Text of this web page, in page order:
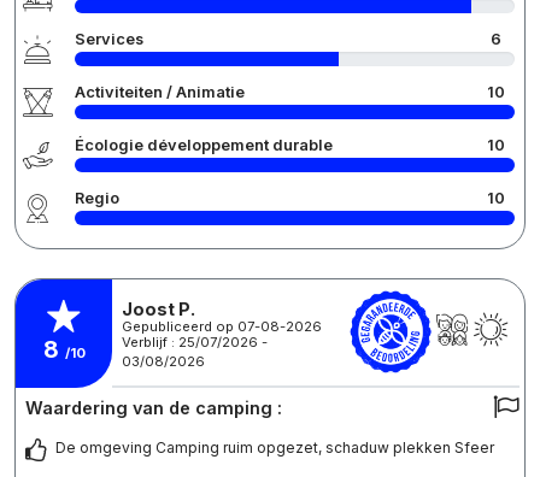
Services 6
Activiteiten / Animatie 10
Écologie développement durable 10
Regio 10
8 /10
Joost P.
Gepubliceerd op 07-08-2026
Verblijf : 25/07/2026 -
03/08/2026
Waardering van de camping :
De omgeving Camping ruim opgezet, schaduw plekken Sfeer